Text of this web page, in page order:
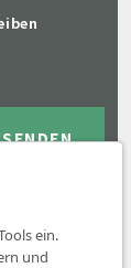
ein.
und